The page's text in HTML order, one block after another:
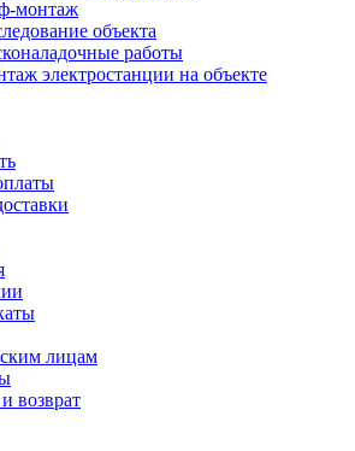
монтаж
объекта
работы
электростанции на объекте
лицам
возврат